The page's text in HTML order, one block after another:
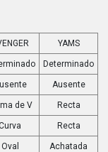
YAMS
Determinado
Ausente
de V Recta
Recta
Oval Achatada